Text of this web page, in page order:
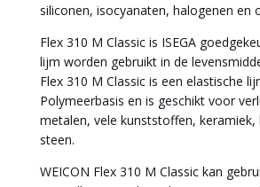
siliconen, isocyanaten, halogenen en
Flex 310 M Classic is ISEGA
lijm worden gebruikt in de
Flex 310 M Classic is een elastische
Polymeerbasis en is geschikt voor
metalen, vele kunststoffen, keramiek,
steen.
WEICON Flex 310 M Classic kan